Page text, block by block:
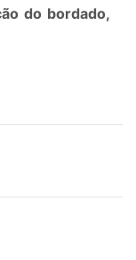
do bordado,